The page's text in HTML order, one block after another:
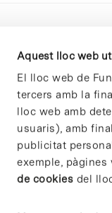
Aquest lloc web
El lloc web de
tercers amb la
lloc web amb
usuaris), amb
publicitat
exemple,
de cookies del
15